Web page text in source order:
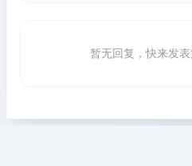
暂无回复，快来发表